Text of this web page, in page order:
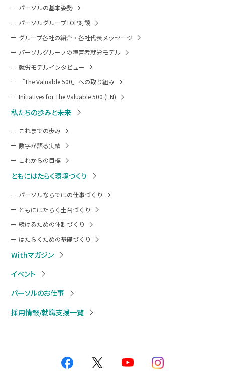
パーソルの基本姿勢
パーソルグループTOP対談
グループ各社の紹介・各社代表メッセージ
パーソルグループの障害者就労モデル
就労モデルインタビュー
「The Valuable 500」への取り組み
Initiatives for The Valuable 500 (EN)
私たちの歩みと未来
これまでの歩み
数字が語る実績
これからの目標
ともにはたらく環境づくり
パーソルならではの仕事づくり
ともにはたらく土台づくり
続けるための体制づくり
はたらくための基礎づくり
Withマガジン
イベント
パーソルのお仕事
採用情報/就職支援一覧